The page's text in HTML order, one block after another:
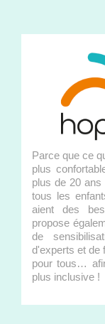
Parce que ce
plus
plus de 20
tous les
aient des
propose
de
d'experts et de
pour tous…
plus inclusive !